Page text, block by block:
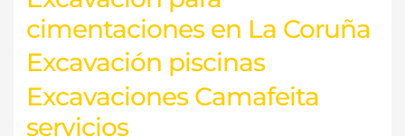
cimentaciones en La Coruña
Excavación piscinas
Excavaciones Camafeita
servicios